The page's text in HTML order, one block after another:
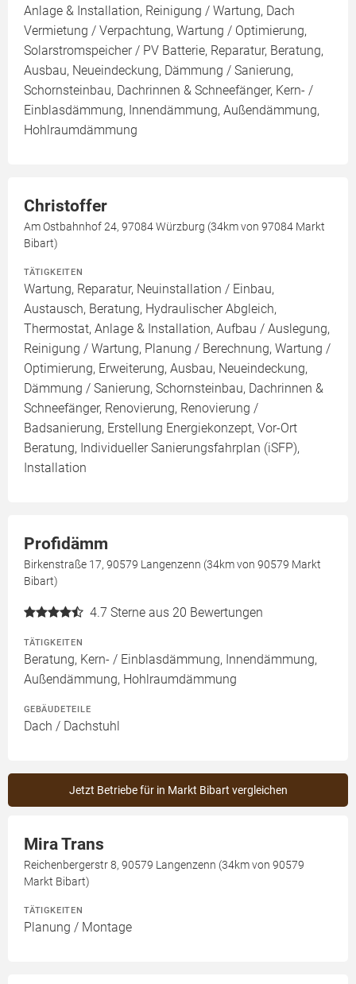
Anlage & Installation, Reinigung / Wartung, Dach
Vermietung / Verpachtung, Wartung / Optimierung,
Solarstromspeicher / PV Batterie, Reparatur, Beratung,
Ausbau, Neueindeckung, Dämmung / Sanierung,
Schornsteinbau, Dachrinnen & Schneefänger, Kern- /
Einblasdämmung, Innendämmung, Außendämmung,
Hohlraumdämmung
Christoffer
Am Ostbahnhof 24, 97084 Würzburg (34km von 97084 Markt
Bibart)
TÄTIGKEITEN
Wartung, Reparatur, Neuinstallation / Einbau,
Austausch, Beratung, Hydraulischer Abgleich,
Thermostat, Anlage & Installation, Aufbau / Auslegung,
Reinigung / Wartung, Planung / Berechnung, Wartung /
Optimierung, Erweiterung, Ausbau, Neueindeckung,
Dämmung / Sanierung, Schornsteinbau, Dachrinnen &
Schneefänger, Renovierung, Renovierung /
Badsanierung, Erstellung Energiekonzept, Vor-Ort
Beratung, Individueller Sanierungsfahrplan (iSFP),
Installation
Profidämm
Birkenstraße 17, 90579 Langenzenn (34km von 90579 Markt
Bibart)
4.7 Sterne aus 20 Bewertungen
TÄTIGKEITEN
Beratung, Kern- / Einblasdämmung, Innendämmung,
Außendämmung, Hohlraumdämmung
GEBÄUDETEILE
Dach / Dachstuhl
Jetzt Betriebe für in Markt Bibart vergleichen
Mira Trans
Reichenbergerstr 8, 90579 Langenzenn (34km von 90579
Markt Bibart)
TÄTIGKEITEN
Planung / Montage